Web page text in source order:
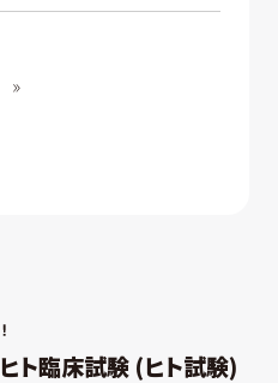
»
ヒト臨床試験 (ヒト試験)